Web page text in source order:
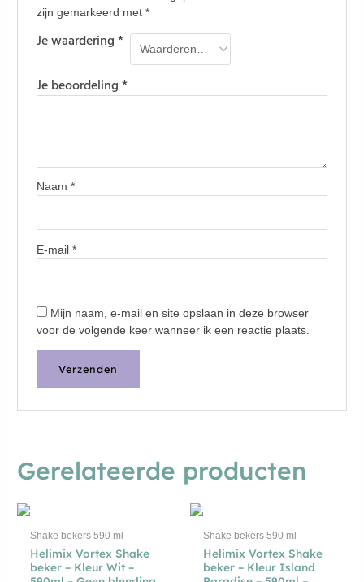
zijn gemarkeerd met *
Je waardering*
Je beoordeling*
Naam *
E-mail *
Mijn naam, e-mail en site opslaan in deze browser
voor de volgende keer wanneer ik een reactie plaats.
Gerelateerde producten
Shake bekers 590 ml
Helimix Vortex Shake
beker – Kleur Wit –
Shake bekers 590 ml
Helimix Vortex Shake
beker – Kleur Island